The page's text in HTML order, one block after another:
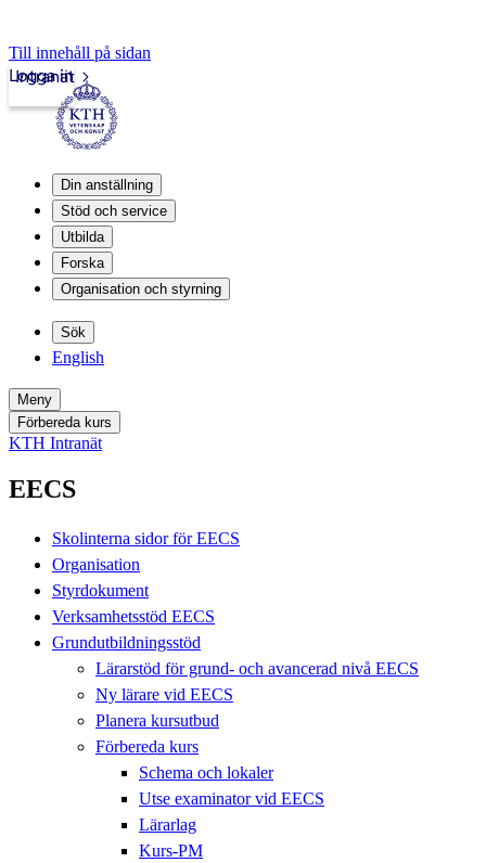
Till innehåll på sidan
Intranät
Logga in
Din anställning
Stöd och service
Utbilda
Forska
Organisation och styrning
Sök
English
Meny
Förbereda kurs
KTH Intranät
EECS
Skolinterna sidor för EECS
Organisation
Styrdokument
Verksamhetsstöd EECS
Grundutbildningsstöd
Lärarstöd för grund- och avancerad nivå EECS
Ny lärare vid EECS
Planera kursutbud
Förbereda kurs
Schema och lokaler
Utse examinator vid EECS
Lärarlag
Kurs-PM